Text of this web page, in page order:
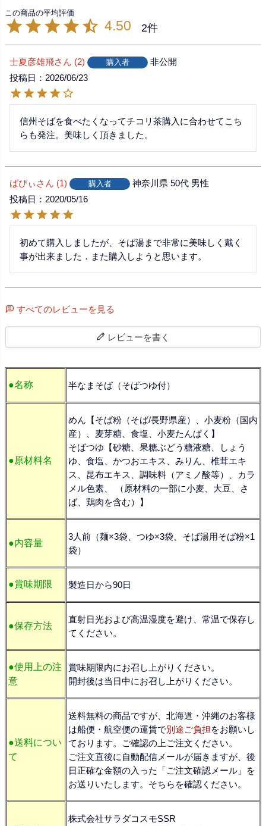
4.50 2
士夏彦雄飛 2 購入者
非公開
投稿日
2026/06/23
信州そばを食べたくなってチコリ茶購入に合わせてこち
らも発注。美味しく頂きました。
ばびぃ 1 購入者 神奈川県 50代 男性
投稿日
2020/05/16
初めて購入しましたが、そば湯まで非常に美味しく戴く
事が出来ました．また購入しようと思います。
すべてのレビューを見る
レビューを書く
●名称 半なまそば（そばつゆ付）
●原材料名
めん【そば粉（そば/長野県産）、小麦粉（国内
産）、麦芽糖、食塩、小麦たんぱく】
そばつゆ【砂糖、果糖ぶどう糖液糖、しょう
ゆ、食塩、かつおエキス、みりん、椎茸エキ
ス、昆布エキス、調味料（アミノ酸等）、カラ
メル色素、 （原材料の一部に小麦、大豆、さ
ば、鶏肉を含む）】
●内容量
3人前（麺×3袋、つゆ×3袋、そば湯用そば粉×1
袋）
●賞味期限 製造日から90日
●保存方法
直射日光および高温湿度を避け、常温で保存し
てください。
●使用上の注
意
賞味期限内にお召し上がりください。
開封後は当日中にお召し上がりください。
●送料につい
て
送料無料の商品ですが、北海道・沖縄のお客様
は船便・航空便の運賃で別途ご負担 をお願いし
ております。ご確認の上ご注文ください。
ご注文直後に自動配信メールが届きますが、後
日正確な金額の入った「ご注文確認メール」を
お送りいたします。そちらを確認ください。
株式会社サラダコスモSSR